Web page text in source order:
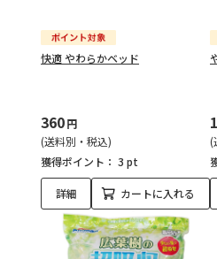
快適 やわらかベッド
360円
(送料別・税込)
獲得ポイント： 3 pt
詳細 カートに入れる
(